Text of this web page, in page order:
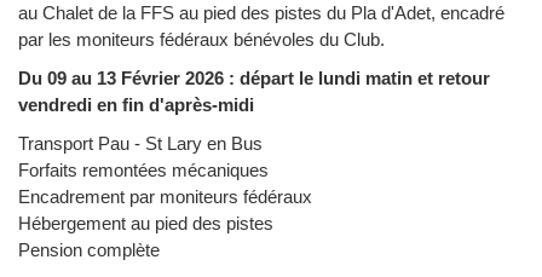
au Chalet de la FFS au pied des pistes du Pla d'Adet, encadré
par les moniteurs fédéraux bénévoles du Club.
Du 09 au 13 Février 2026 : départ le lundi matin et retour
vendredi en fin d'après-midi
Transport Pau - St Lary en Bus
Forfaits remontées mécaniques
Encadrement par moniteurs fédéraux
Hébergement au pied des pistes
Pension complète